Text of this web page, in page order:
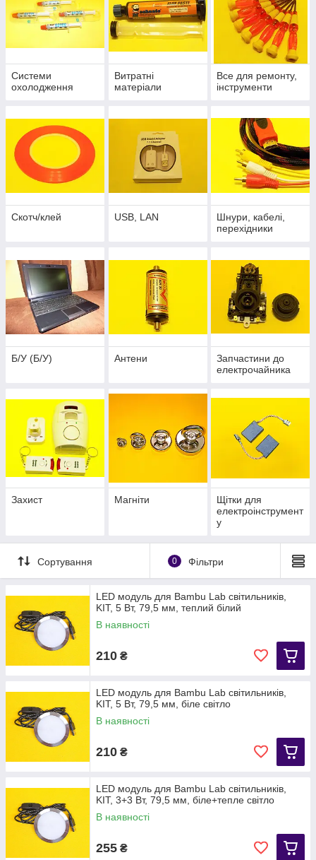
Системи
охолодження
Витратні
матеріали
Все для ремонту,
інструменти
Скотч/клей USB, LAN
Шнури, кабелі,
перехідники
Б/У (Б/У) Антени
Запчастини до
електрочайника
Захист Магніти
Щітки для
електроінструмент
у
Сортування 0 Фільтри
LED модуль для Bambu Lab світильників,
KIT, 5 Вт, 79,5 мм, теплий білий
В наявності
210 ₴
LED модуль для Bambu Lab світильників,
KIT, 5 Вт, 79,5 мм, біле світло
В наявності
210 ₴
LED модуль для Bambu Lab світильників,
KIT, 3+3 Вт, 79,5 мм, біле+тепле світло
В наявності
255 ₴